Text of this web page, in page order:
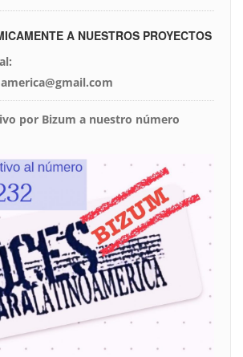
A NUESTROS PROYECTOS
por Bizum a nuestro número